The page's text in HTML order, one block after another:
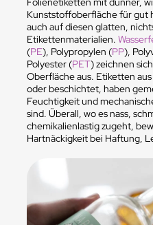
Kunststoffoberfläche für gut
auch auf diesen glatten,
Etikettenmaterialien.
(PE), Polypropylen (PP),
Polyester (PET) zeichnen
Oberfläche aus. Etiketten
oder beschichtet, haben
Feuchtigkeit und
sind. Überall, wo es nass,
chemikalienlastig zugeht,
Hartnäckigkeit bei Haftung,